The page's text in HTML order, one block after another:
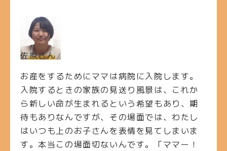
佐原さん
お産をするためにママは病院に入院します。
入院するときの家族の見送り風景は、これか
ら新しい命が生まれるという希望もあり、期
待もありなんですが、その場面では、わたし
はいつも上のお子さんを表情を見てしまいま
す。本当この場面切ないんです。「ママー！